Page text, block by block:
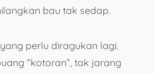
bau tak sedap.
perlu diragukan lagi.
“kotoran”, tak jarang